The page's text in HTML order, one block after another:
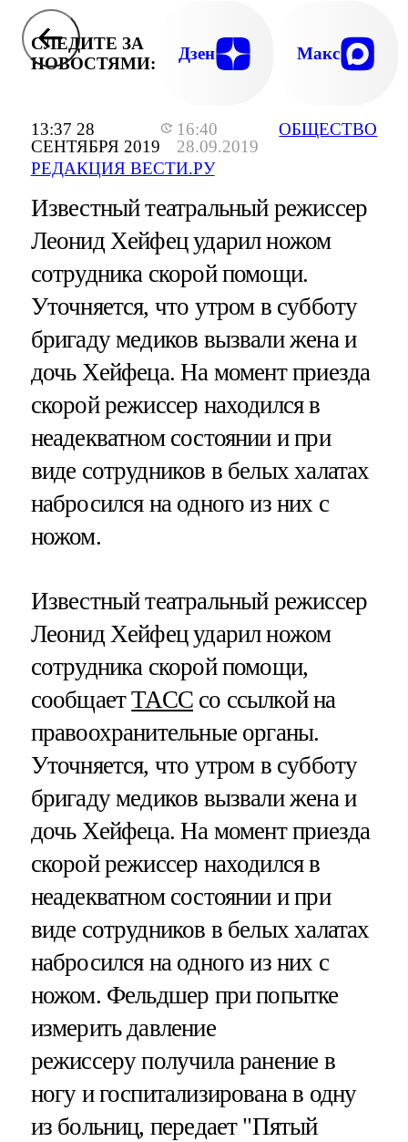
13:37 28
СЕНТЯБРЯ 2019
16:40
28.09.2019
РЕДАКЦИЯ ВЕСТИ.РУ
ОБЩЕСТВО
СЛЕДИТЕ ЗА
НОВОСТЯМИ:
Дзен Макс
Известный театральный режиссер
Леонид Хейфец ударил ножом
сотрудника скорой помощи.
Уточняется, что утром в субботу
бригаду медиков вызвали жена и
дочь Хейфеца. На момент приезда
скорой режиссер находился в
неадекватном состоянии и при
виде сотрудников в белых халатах
набросился на одного из них с
ножом.
Известный театральный режиссер
Леонид Хейфец ударил ножом
сотрудника скорой помощи,
сообщаетТАСС со ссылкой на
правоохранительные органы.
Уточняется, что утром в субботу
бригаду медиков вызвали жена и
дочь Хейфеца. На момент приезда
скорой режиссер находился в
неадекватном состоянии и при
виде сотрудников в белых халатах
набросился на одного из них с
ножом. Фельдшер при попытке
измерить давление
режиссеру получила ранение в
ногу и госпитализирована в одну
из больниц, передает "Пятый